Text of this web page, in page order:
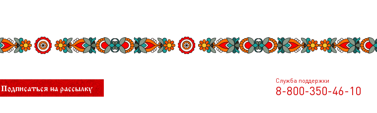
Подписаться на рассылку
Служба поддержки
8-800-350-46-10